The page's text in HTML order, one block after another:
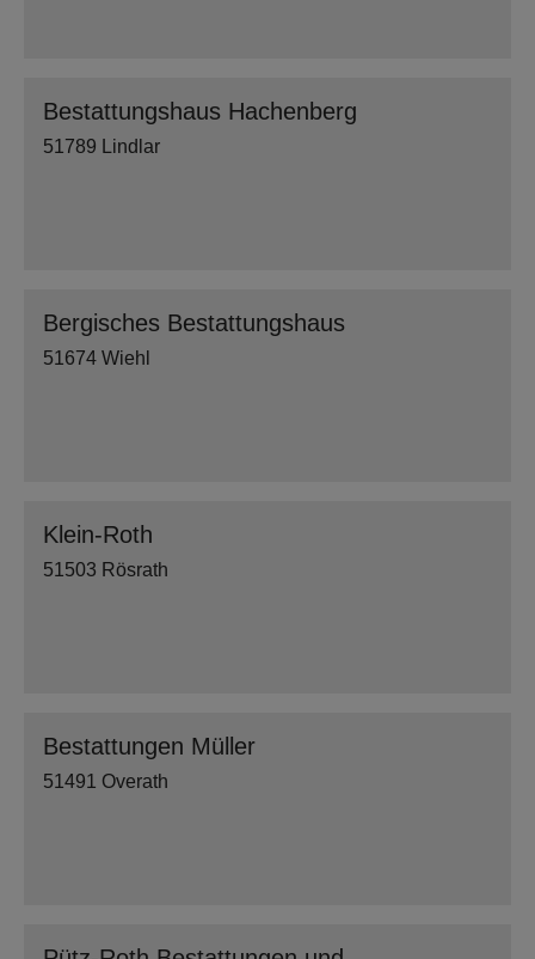
Bestattungshaus Hachenberg
51789 Lindlar
Bergisches Bestattungshaus
51674 Wiehl
Klein-Roth
51503 Rösrath
Bestattungen Müller
51491 Overath